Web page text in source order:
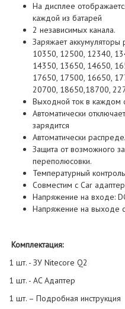
На дисплее
каждой из батарей
2 независимых канала.
Заряжает
10350, 12500, 12340,
14350, 13650, 14650,
17650, 17500, 16650,
20700, 18650,18700,
Выходной ток в каждом
Автоматически
зарядится
Автоматически
Защита от возможного
переполюсовки.
Температурный
Совместим с Car
Напряжение на входе:
Напряжение на выходе
Комплектация:
1 шт. - ЗУ Nitecore Q2
1 шт. - AC Адаптер
1 шт. – Подробная инструкция